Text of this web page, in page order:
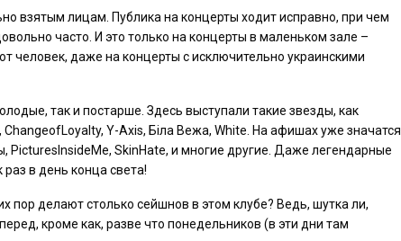
взятым лицам. Публика на концерты ходит исправно, при чем
часто. И это только на концерты в маленьком зале –
человек, даже на концерты с исключительно украинскими
так и постарше. Здесь выступали такие звезды, как
Y-Axis, Біла Вежа, White. На афишах уже значатся
SkinHate, и многие другие. Даже легендарные
раз в день конца света!
пор делают столько сейшнов в этом клубе? Ведь, шутка ли,
кроме как, разве что понедельников (в эти дни там